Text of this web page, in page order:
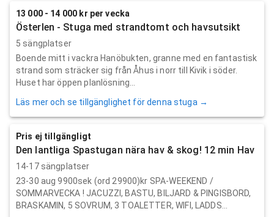
13 000 - 14 000 kr per vecka
Österlen - Stuga med strandtomt och havsutsikt
5 sängplatser
Boende mitt i vackra Hanöbukten, granne med en fantastisk
strand som sträcker sig från Åhus i norr till Kivik i söder.
Huset har öppen planlösning...
Läs mer och se tillgänglighet för denna stuga →
Pris ej tillgängligt
Den lantliga Spastugan nära hav & skog! 12 min Hav
14-17 sängplatser
23-30 aug 9900sek (ord 29900)kr SPA-WEEKEND /
SOMMARVECKA ! JACUZZI, BASTU, BILJARD & PINGISBORD,
BRASKAMIN, 5 SOVRUM, 3 TOALETTER, WIFI, LADDS...